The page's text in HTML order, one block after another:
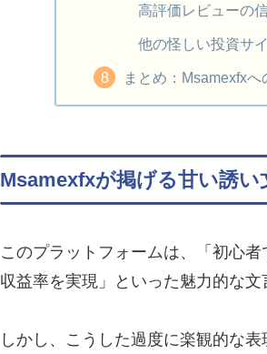
高評価レビューの
他の怪しい投資サ
まとめ：Msamexfx
Msamexfxが掲げる甘い誘い
このプラットフォームは、「初心
収益率を実現」といった魅力的な文
しかし、こうした過度に楽観的な